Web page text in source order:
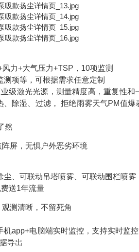
力+大气压力+TSP，10项监测
项等，可根据需求任意定制
级激光光源，测量精度高，重复性
除湿、过滤， 拒绝雨雾天气PM值
然
屏，无惧户外恶劣环境
、可联动吊塔喷雾、可联动围栏喷雾
送1年流量
测清晰，不留死角
app+电脑端实时监控，支持实时监
导出